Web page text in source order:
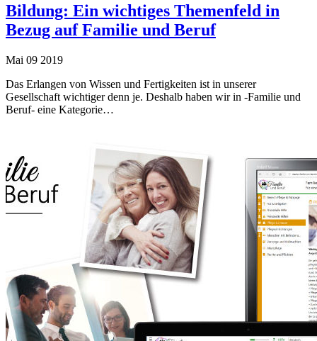
Bildung: Ein wichtiges Themenfeld in
Bezug auf Familie und Beruf
Mai 09 2019
Das Erlangen von Wissen und Fertigkeiten ist in unserer
Gesellschaft wichtiger denn je. Deshalb haben wir in -Familie und
Beruf- eine Kategorie…